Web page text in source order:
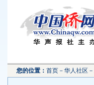
您的位置： 首页 － 华人社区 －